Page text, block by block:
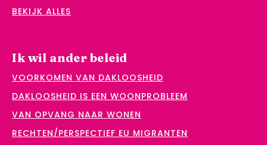
BEKIJK ALLES
Ik wil ander beleid
VOORKOMEN VAN DAKLOOSHEID
DAKLOOSHEID IS EEN WOONPROBLEEM
VAN OPVANG NAAR WONEN
RECHTEN/PERSPECTIEF EU MIGRANTEN